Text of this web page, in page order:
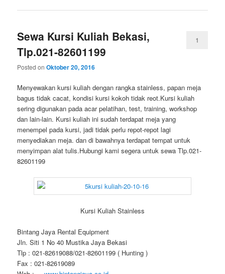
Sewa Kursi Kuliah Bekasi,
Tlp.021-82601199
Posted onOktober 20, 2016
1
Menyewakan kursi kuliah dengan rangka stainless, papan meja
bagus tidak cacat, kondisi kursi kokoh tidak reot.Kursi kuliah
sering digunakan pada acar pelatihan, test, training, workshop
dan lain-lain. Kursi kuliah ini sudah terdapat meja yang
menempel pada kursi, jadi tidak perlu repot-repot lagi
menyediakan meja. dan di bawahnya terdapat tempat untuk
menyimpan alat tulis.Hubungi kami segera untuk sewa Tlp.021-
82601199
Kursi Kuliah Stainless
Bintang Jaya Rental Equipment
Jln. Siti 1 No 40 Mustika Jaya Bekasi
Tlp : 021-82619088/021-82601199 ( Hunting )
Fax : 021-82619089